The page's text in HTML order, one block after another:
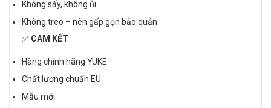
Không sấy, không ủi
Không treo – nên gấp gọn bảo quản
✅ CAM KẾT
Hàng chính hãng YUKE
Chất lượng chuẩn EU
Mẫu mới